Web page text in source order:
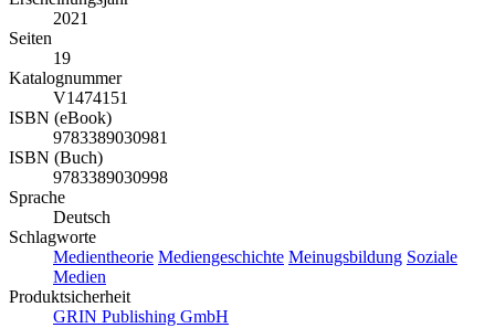
2021
Seiten
19
Katalognummer
V1474151
ISBN (eBook)
9783389030981
ISBN (Buch)
9783389030998
Sprache
Deutsch
Schlagworte
Medientheorie Mediengeschichte Meinugsbildung Soziale
Medien
Produktsicherheit
GRIN Publishing GmbH